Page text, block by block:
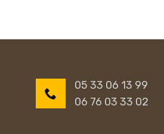
05 33 06 13 99
06 76 03 33 02